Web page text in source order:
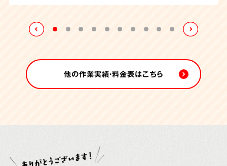
れていました。
他の作業実績・料金表はこちら